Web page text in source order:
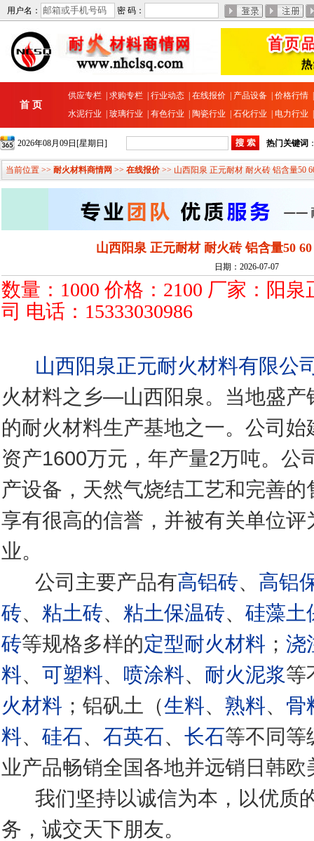
用户名： 密 码：
首 页
供应专栏 求购专栏 行业动态 在线报价 产品设备 价格行情
水泥行业
玻璃行业 有色行业 陶瓷行业 石化行业 电力行业
2026年08月09日[星期日] 热门关键词
当前位置 >> 耐火材料商情网 >> 在线报价>> 山西阳泉 正元耐材 耐火砖 铝含量50
山西阳泉 正元耐材 耐火砖 铝含量50
日期：2026-07-07
数量：1000 价格：2100 厂家：阳
司 电话：15333030986
山西阳泉正元耐火材料有限公
火材料之乡—山西阳泉。当地盛产
的耐火材料生产基地之一。公司
资产1600万元，年产量2万吨。公
产设备，天然气烧结工艺和完善
享有很高的信誉，并被有关单位
业。
公司主要产品有高铝砖、 高铝
砖、 粘土砖、 粘土保温砖、 硅藻土
砖等规格多样的定型耐火材料 ； 浇
料、 可塑料、 喷涂料、 耐火泥浆等
火材料 ；铝矾土（生料、 熟料、 骨
料、 硅石、 石英石、 长石等不同等
业产品畅销全国各地并远销日韩欧
我们坚持以诚信为本，以优质
务，诚交天下朋友。